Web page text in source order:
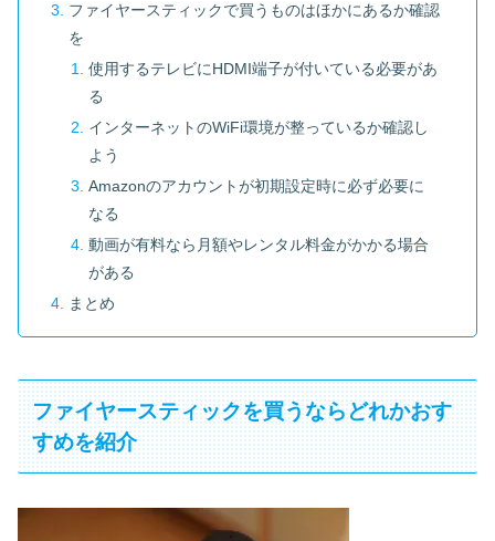
ファイヤースティックで買うものはほかにあるか確認
を
使用するテレビにHDMI端子が付いている必要があ
る
インターネットのWiFi環境が整っているか確認し
よう
Amazonのアカウントが初期設定時に必ず必要に
なる
動画が有料なら月額やレンタル料金がかかる場合
がある
まとめ
ファイヤースティックを買うならどれかおす
すめを紹介